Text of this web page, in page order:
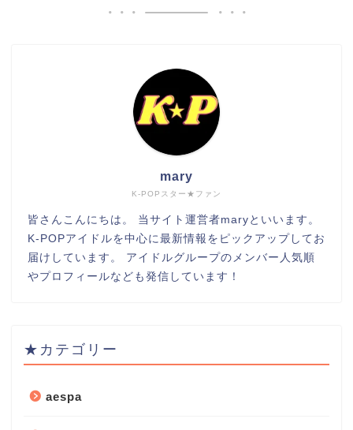
K-POPスター★ファン
mary
皆さんこんにちは。 当サイト運営者maryといいます。
K-POPアイドルを中心に最新情報をピックアップしてお
届けしています。 アイドルグループのメンバー人気順
やプロフィールなども発信しています！
★カテゴリー
aespa